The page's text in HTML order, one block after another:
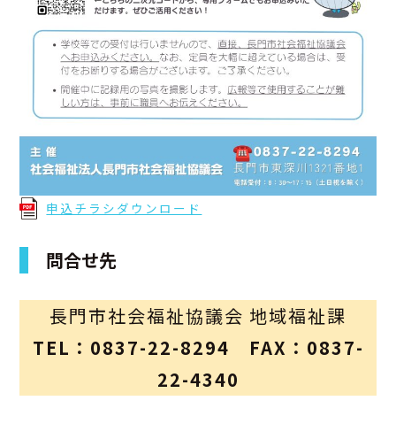
申込チラシダウンロード
問合せ先
長門市社会福祉協議会 地域福祉課
TEL：0837-22-8294 FAX：0837-
22-4340